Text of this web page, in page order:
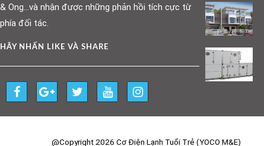
& Ong…và nhận được những phản hồi tích cực từ
phía đối tác.
HÃY NHẤN LIKE VÀ SHARE
@Copyright 2026 Cơ Điện Lạnh Tuổi Trẻ (YOCO M&E)